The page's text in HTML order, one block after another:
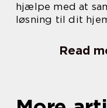
hjælpe med at
løsning til dit
Read